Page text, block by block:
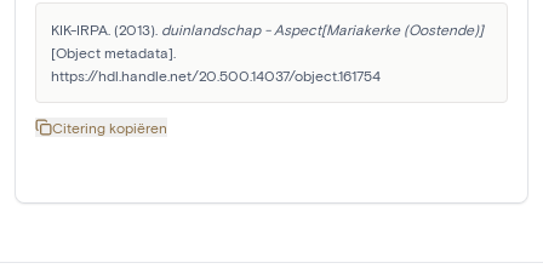
KIK-IRPA. (2013). duinlandschap - Aspect[Mariakerke (Oostende)]
[Object metadata].
https://hdl.handle.net/20.500.14037/object.161754
Citering kopiëren